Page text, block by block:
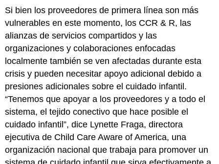
Si bien los proveedores de primera línea son más
vulnerables en este momento, los CCR & R, las
alianzas de servicios compartidos y las
organizaciones y colaboraciones enfocadas
localmente también se ven afectadas durante esta
crisis y pueden necesitar apoyo adicional debido a
presiones adicionales sobre el cuidado infantil.
“Tenemos que apoyar a los proveedores y a todo el
sistema, el tejido conectivo que hace posible el
cuidado infantil”, dice Lynette Fraga, directora
ejecutiva de Child Care Aware of America, una
organización nacional que trabaja para promover un